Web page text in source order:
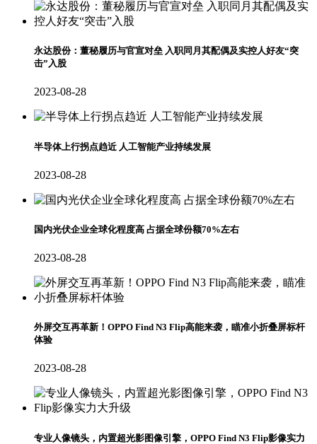
永达股份：董秘履历与官宣对垒 入职同月其配偶及实控人好友“突
击”入股
2023-08-28
半导体上行拐点趋近 人工智能产业持续发展
2023-08-28
国内光伏企业全球化程度高 占据全球份额70%左右
2023-08-28
外屏交互再革新！OPPO Find N3 Flip高能来袭，瞄准小折叠屏标杆
体验
2023-08-28
专业人像镜头，内置超光影图像引擎，OPPO Find N3 Flip影像实力